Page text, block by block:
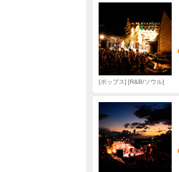
ポップス R&B/ソウル